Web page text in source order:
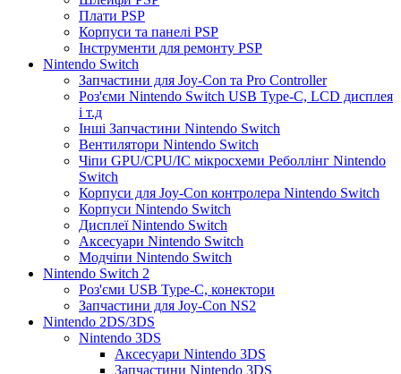
Плати PSP
Корпуси та панелі PSP
Інструменти для ремонту PSP
Nintendo Switch
Запчастини для Joy-Con та Pro Controller
Роз'єми Nintendo Switch USB Type-C, LCD дисплея
і т.д
Інші Запчастини Nintendo Switch
Вентилятори Nintendo Switch
Чіпи GPU/CPU/IC мікросхеми Реболлінг Nintendo
Switch
Корпуси для Joy-Con контролера Nintendo Switch
Корпуси Nintendo Switch
Дисплеї Nintendo Switch
Аксесуари Nintendo Switch
Модчіпи Nintendo Switch
Nintendo Switch 2
Роз'єми USB Type-C, конектори
Запчастини для Joy-Con NS2
Nintendo 2DS/3DS
Nintendo 3DS
Аксесуари Nintendo 3DS
Запчастини Nintendo 3DS